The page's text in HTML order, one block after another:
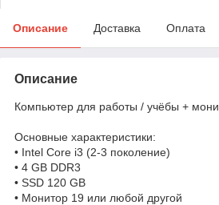
Описание Доставка Оплата
Описание
Компьютер для работы / учёбы +
Основные характеристики:
• Intel Core i3 (2-3 поколение)
• 4 GB DDR3
• SSD 120 GB
• Монитор 19 или любой другой